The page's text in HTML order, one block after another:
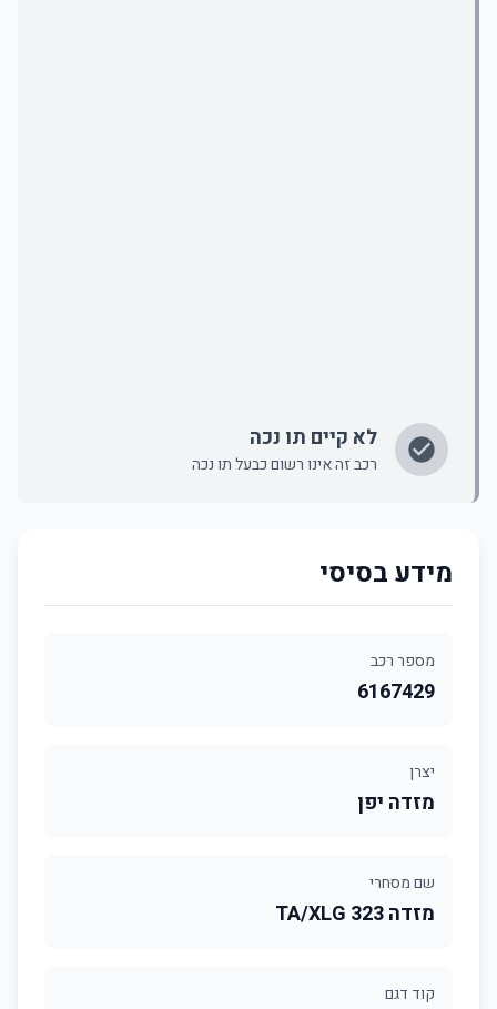
לא קיים תו נכה
רכב זה אינו רשום כבעל תו נכה
מידע בסיסי
מספר רכב
6167429
יצרן
מזדה יפן
שם מסחרי
מזדה 323 TA/XLG
קוד דגם